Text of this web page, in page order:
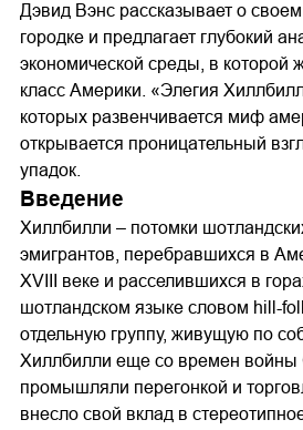
Дэвид Вэнс рассказывает о
городке и предлагает глубокий
экономической среды, в которой
класс Америки. «Элегия
которых развенчивается миф
открывается проницательный
упадок.
Введение
Хиллбилли – потомки
эмигрантов, перебравшихся в
XVIII веке и расселившихся в
шотландском языке словом hill-
отдельную группу, живущую по
Хиллбилли еще со времен
промышляли перегонкой и
внесло свой вклад в